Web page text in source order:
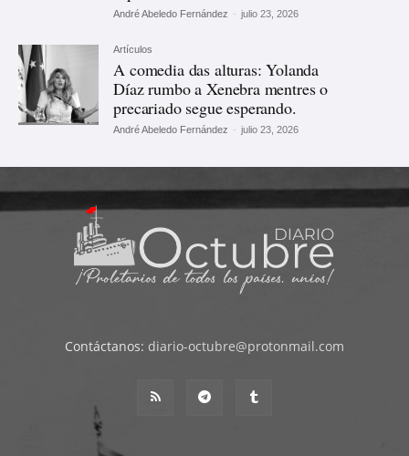
André Abeledo Fernández - julio 23, 2026
Artículos
A comedia das alturas: Yolanda
Díaz rumbo a Xenebra mentres o
precariado segue esperando.
André Abeledo Fernández - julio 23, 2026
Contáctanos: diario-octubre@protonmail.com